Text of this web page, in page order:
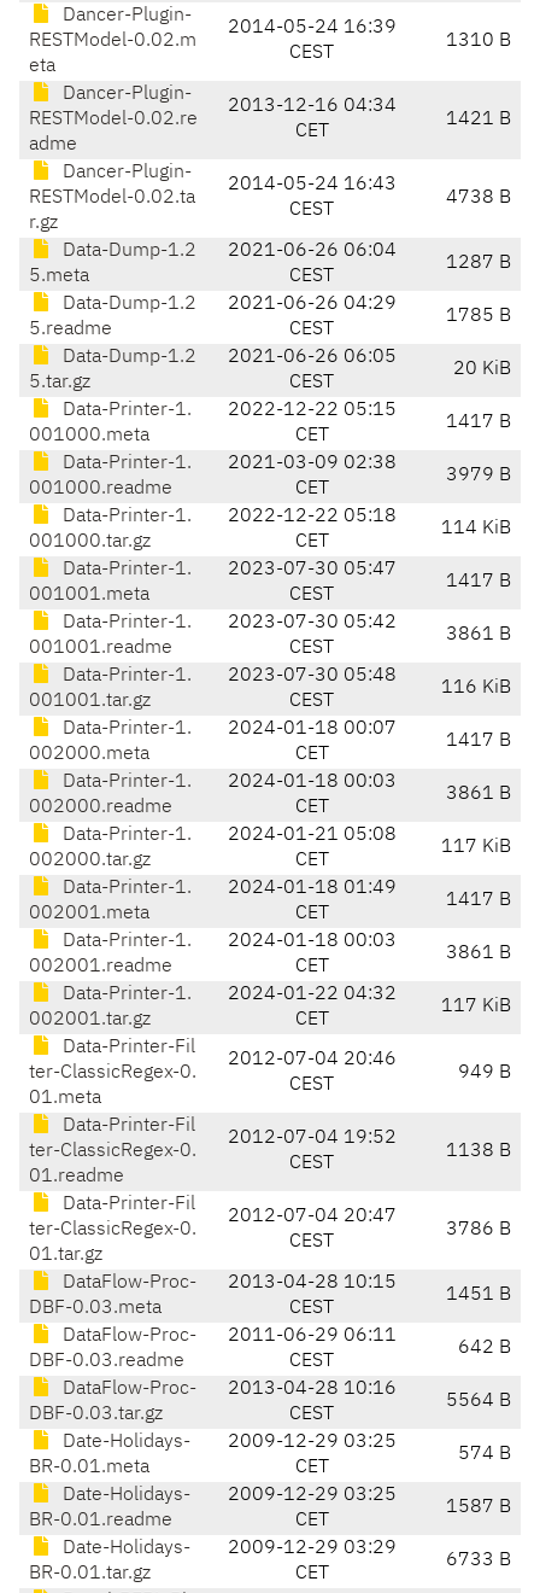
Dancer-Plugin-
RESTModel-0.02.m
eta
2014-05-24 16:39
CEST
1310 B
Dancer-Plugin-
RESTModel-0.02.re
adme
2013-12-16 04:34
CET
1421 B
Dancer-Plugin-
RESTModel-0.02.ta
r.gz
2014-05-24 16:43
CEST
4738 B
Data-Dump-1.2
5.meta
2021-06-26 06:04
CEST
1287 B
Data-Dump-1.2
5.readme
2021-06-26 04:29
CEST
1785 B
Data-Dump-1.2
5.tar.gz
2021-06-26 06:05
CEST
20 KiB
Data-Printer-1.
001000.meta
2022-12-22 05:15
CET
1417 B
Data-Printer-1.
001000.readme
2021-03-09 02:38
CET
3979 B
Data-Printer-1.
001000.tar.gz
2022-12-22 05:18
CET
114 KiB
Data-Printer-1.
001001.meta
2023-07-30 05:47
CEST
1417 B
Data-Printer-1.
001001.readme
2023-07-30 05:42
CEST
3861 B
Data-Printer-1.
001001.tar.gz
2023-07-30 05:48
CEST
116 KiB
Data-Printer-1.
002000.meta
2024-01-18 00:07
CET
1417 B
Data-Printer-1.
002000.readme
2024-01-18 00:03
CET
3861 B
Data-Printer-1.
002000.tar.gz
2024-01-21 05:08
CET
117 KiB
Data-Printer-1.
002001.meta
2024-01-18 01:49
CET
1417 B
Data-Printer-1.
002001.readme
2024-01-18 00:03
CET
3861 B
Data-Printer-1.
002001.tar.gz
2024-01-22 04:32
CET
117 KiB
Data-Printer-Fil
ter-ClassicRegex-0.
01.meta
2012-07-04 20:46
CEST
949 B
Data-Printer-Fil
ter-ClassicRegex-0.
01.readme
2012-07-04 19:52
CEST
1138 B
Data-Printer-Fil
ter-ClassicRegex-0.
01.tar.gz
2012-07-04 20:47
CEST
3786 B
DataFlow-Proc-
DBF-0.03.meta
2013-04-28 10:15
CEST
1451 B
DataFlow-Proc-
DBF-0.03.readme
2011-06-29 06:11
CEST
642 B
DataFlow-Proc-
DBF-0.03.tar.gz
2013-04-28 10:16
CEST
5564 B
Date-Holidays-
BR-0.01.meta
2009-12-29 03:25
CET
574 B
Date-Holidays-
BR-0.01.readme
2009-12-29 03:25
CET
1587 B
Date-Holidays-
BR-0.01.tar.gz
2009-12-29 03:29
CET
6733 B